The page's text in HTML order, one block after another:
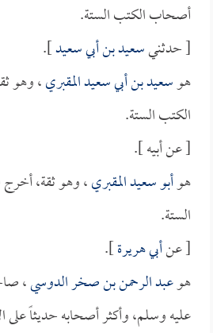
أصحاب الكتب الستة.
[ حدثنيسعيد بن أبي سعيد].
هوسعيد بن أبي سعيد المقبري، وهو
الكتب الستة.
[ عن أبيه ].
هوأبو سعيد المقبري، وهو ثقة،
الستة.
[ عنأبي هريرة].
هوعبد الرحمن بن صخر الدوسي،
عليه وسلم، وأكثر أصحابه حديثاً على